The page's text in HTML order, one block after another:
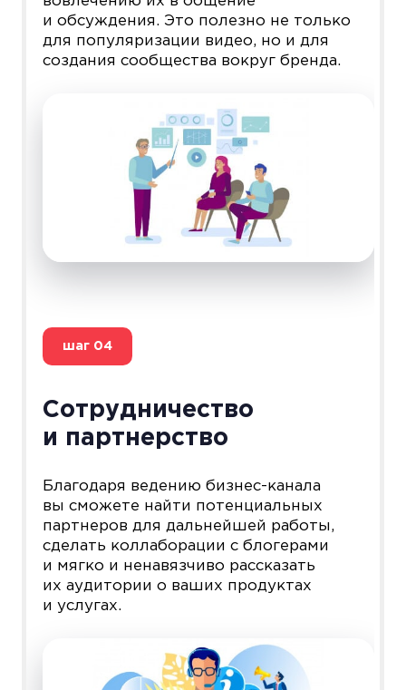
и обсуждения. Это полезно не только
для популяризации видео, но и для
создания сообщества вокруг бренда.
шаг 04
Сотрудничество
и партнерство
Благодаря ведению бизнес-канала
вы сможете найти потенциальных
партнеров для дальнейшей работы,
сделать коллаборации с блогерами
и мягко и ненавязчиво рассказать
их аудитории о ваших продуктах
и услугах.